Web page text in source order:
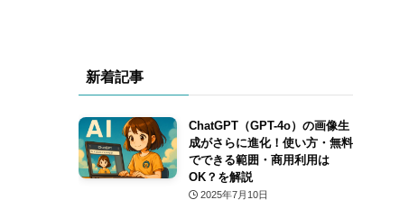
新着記事
ChatGPT（GPT-4o）の画像生
成がさらに進化！使い方・無料
でできる範囲・商用利用は
OK？を解説
2025年7月10日